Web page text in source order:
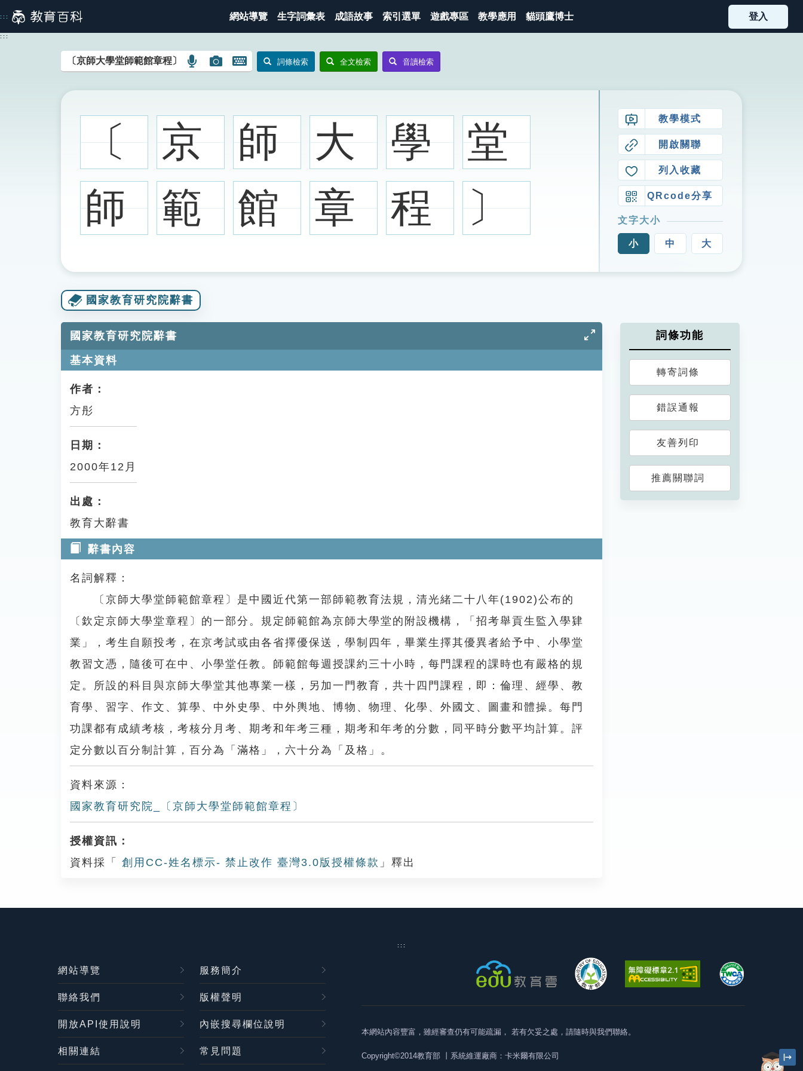
到
主
::: 網站導覽 生字詞彙表 成語故事 索引選單 遊戲專區 教學應用 貓頭鷹博士 登入
:::
語
搜
圖
示
圖
搜
圖
開
鍵
圖
示
詞條檢索 全文檢索 音讀檢索
〔 京 師 大 學
堂
師
範 館 章 程 〕
教學模式
開啟關聯
列入收藏
QRcode分享
文字大小
小 中 大
國家教育研究院辭書
國家教育研究院辭書
基本資料
作者：
方彤
日期：
2000年12月
出處：
教育大辭書
辭書內容
名詞解釋：
〔京師大學堂師範館章程〕是中國近代第一部師範教育法規，清光緒二十八年(1902)公布的
〔欽定京師大學堂章程〕的一部分。規定師範館為京師大學堂的附設機構，「招考舉貢生監入學肄
業」，考生自願投考，在京考試或由各省擇優保送，學制四年，畢業生擇其優異者給予中、小學堂
教習文憑，隨後可在中、小學堂任教。師範館每週授課約三十小時，每門課程的課時也有嚴格的規
定。所設的科目與京師大學堂其他專業一樣，另加一門教育，共十四門課程，即：倫理、經學、教
育學、習字、作文、算學、中外史學、中外輿地、博物、物理、化學、外國文、圖畫和體操。每門
功課都有成績考核，考核分月考、期考和年考三種，期考和年考的分數，同平時分數平均計算。評
定分數以百分制計算，百分為「滿格」，六十分為「及格」。
資料來源：
國家教育研究院_〔京師大學堂師範館章程〕
授權資訊：
資料採「
創用CC-姓名標示- 禁止改作 臺灣3.0版授權條款 」釋出
詞條功能
轉寄詞條
錯誤通報
友善列印
推薦關聯詞
:::
網站導覽 服務簡介
聯絡我們 版權聲明
開放API使用說明 內嵌搜尋欄位說明
相關連結 常見問題
本網站內容豐富，雖經審查仍有可能疏漏， 若有欠妥之處，請隨時與我們聯絡。
Copyright©2014教育部 丨系統維運廠商：卡米爾有限公司